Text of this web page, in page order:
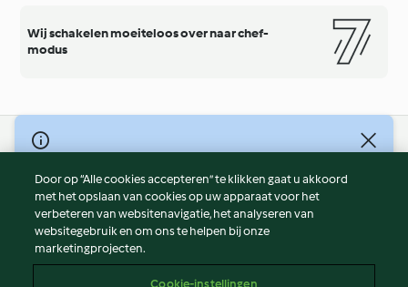
Wij schakelen moeiteloos over naar chef-
modus
© Copyright 2026
Gebruiksvoorwaarden
Privacybeleid
Disclaimer
Colofon
Door op “Alle cookies accepteren” te klikken gaat u akkoord
met het opslaan van cookies op uw apparaat voor het
verbeteren van websitenavigatie, het analyseren van
websitegebruik en om ons te helpen bij onze
marketingprojecten.
Cookie-instellingen